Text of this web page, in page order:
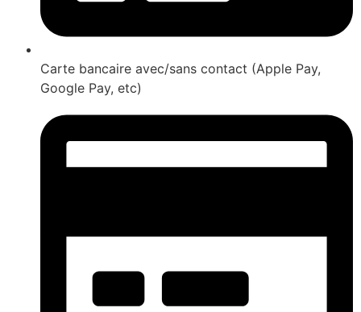
Carte bancaire avec/sans contact (Apple Pay,
Google Pay, etc)